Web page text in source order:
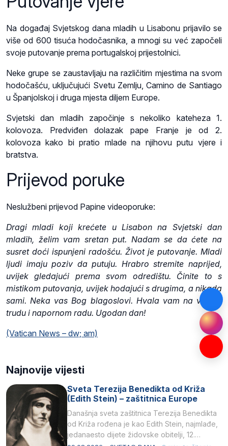
Na događaj Svjetskog dana mladih u Lisabonu prijavilo se
više od 600 tisuća hodočasnika, a mnogi su već započeli
svoje putovanje prema portugalskoj prijestolnici.
Neke grupe se zaustavljaju na različitim mjestima na svom
hodočašću, uključujući Svetu Zemlju, Camino de Santiago
u Španjolskoj i druga mjesta diljem Europe.
Svjetski dan mladih započinje s nekoliko kateheza 1.
kolovoza. Predviđen dolazak pape Franje je od 2.
kolovoza kako bi pratio mlade na njihovu putu vjere i
bratstva.
Prijevod poruke
Neslužbeni prijevod Papine videoporuke:
Dragi mladi koji krećete u Lisabon na Svjetski dan
mladih, želim vam sretan put. Nadam se da ćete na
susret doći ispunjeni radošću. Život je putovanje. Mladi
ljudi imaju poziv da putuju. Hrabro stremite naprijed,
uvijek gledajući prema svom odredištu. Činite to s
mistikom putovanja, uvijek hodajući s drugima, a nikada
sami. Neka vas Bog blagoslovi. Hvala vam na vašem
trudu i napornom radu. Ugodan dan!
(Vatican News – dw; am)
Najnovije vijesti
Sveta Terezija Benedikta od Križa
(Edith Stein) – zaštitnica Europe
Današnja sveta zaštitnica Terezija Benedikta
od Križa rođena je kao Edith Stein, najmlađe,
jedanaesto dijete židovske obitelji, 12.